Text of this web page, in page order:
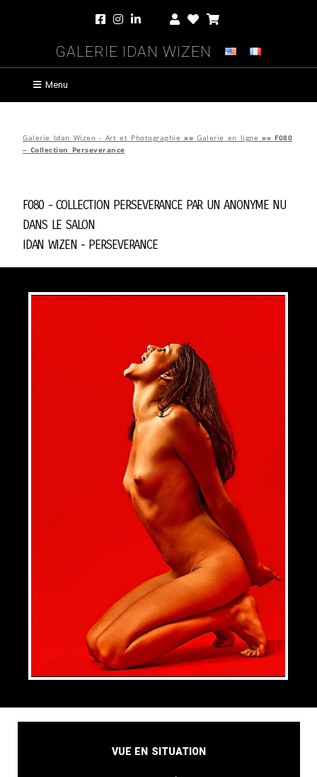
Galerie Idan Wizen
Menu
Galerie Idan Wizen - Art et Photographie »» Galerie en ligne »» F080
– Collection Perseverance
F080 - Collection Perseverance par Un Anonyme Nu
Dans Le Salon
Idan Wizen - Perseverance
Vue en situation